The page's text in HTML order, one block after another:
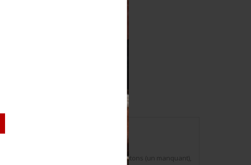
bleu fermant sur le devant par 9 boutons (un manquant),